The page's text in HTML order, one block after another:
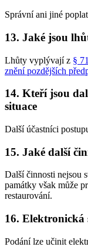
Správní ani jiné
13. Jaké jsou
Lhůty vyplývají z §
znění pozdějších
14. Kteří jsou
situace
Další účastníci
15. Jaké další
Další činnosti nejsou
památky však může
restaurování.
16. Elektronická
Podání lze učinit